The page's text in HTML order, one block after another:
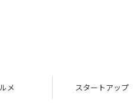
メ スタートアップ